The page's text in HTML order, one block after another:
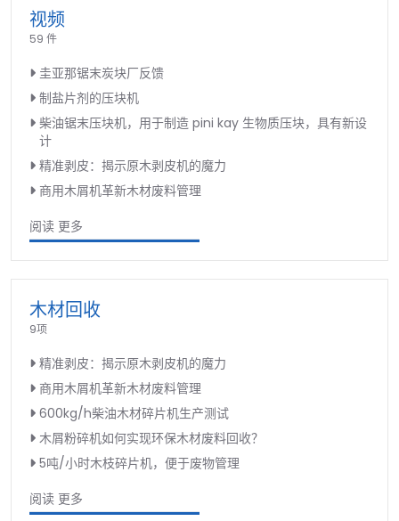
视频
59 件
圭亚那锯末炭块厂反馈
制盐片剂的压块机
柴油锯末压块机，用于制造 pini kay 生物质压块，具有新设
计
精准剥皮：揭示原木剥皮机的魔力
商用木屑机革新木材废料管理
阅读 更多
木材回收
9项
精准剥皮：揭示原木剥皮机的魔力
商用木屑机革新木材废料管理
600kg/h柴油木材碎片机生产测试
木屑粉碎机如何实现环保木材废料回收？
5吨/小时木枝碎片机，便于废物管理
阅读 更多